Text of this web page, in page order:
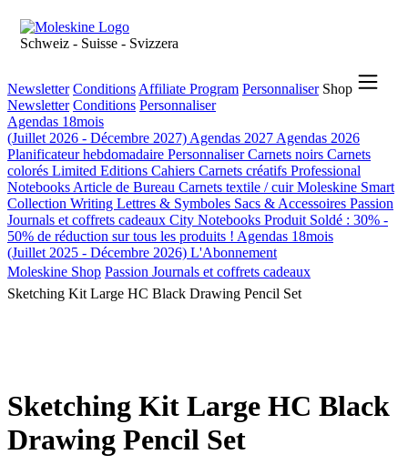
Schweiz - Suisse - Svizzera
Newsletter Conditions Affiliate Program Personnaliser Shop
Newsletter Conditions Personnaliser
Agendas 18mois
(Juillet 2026 - Décembre 2027) Agendas 2027 Agendas 2026
Planificateur hebdomadaire PersonnaliserCarnets noirs Carnets
colorés Limited Editions Cahiers Carnets créatifs Professional
Notebooks Article de Bureau Carnets textile / cuirMoleskine Smart
Collection Writing Lettres & Symboles Sacs & Accessoires Passion
Journals et coffrets cadeaux City Notebooks Produit Soldé : 30% -
50% de réduction sur tous les produits ! Agendas 18mois
(Juillet 2025 - Décembre 2026) L'Abonnement
Moleskine Shop Passion Journals et coffrets cadeaux
Sketching Kit Large HC Black Drawing Pencil Set
Sketching Kit Large HC Black
Drawing Pencil Set